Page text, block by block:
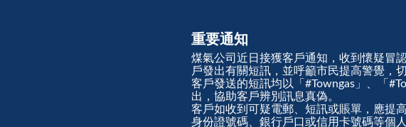
重要通知
煤氣公司近日接獲客戶通知，收到懷疑冒
戶發出有關短訊，並呼籲市民提高警覺，
客戶發送的短訊均以「#Towngas」、「
出，協助客戶辨別訊息真偽。
客戶如收到可疑電郵、短訊或賬單，應提
身份證號碼、銀行戶口或信用卡號碼等個